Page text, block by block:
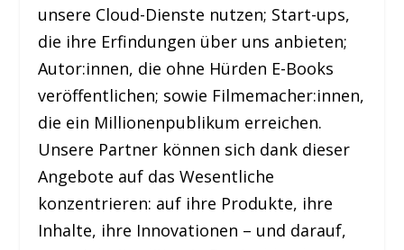
unsere Cloud-Dienste nutzen; Start-ups,
die ihre Erfindungen über uns anbieten;
Autor:innen, die ohne Hürden E-Books
veröffentlichen; sowie Filmemacher:innen,
die ein Millionenpublikum erreichen.
Unsere Partner können sich dank dieser
Angebote auf das Wesentliche
konzentrieren: auf ihre Produkte, ihre
Inhalte, ihre Innovationen – und darauf,